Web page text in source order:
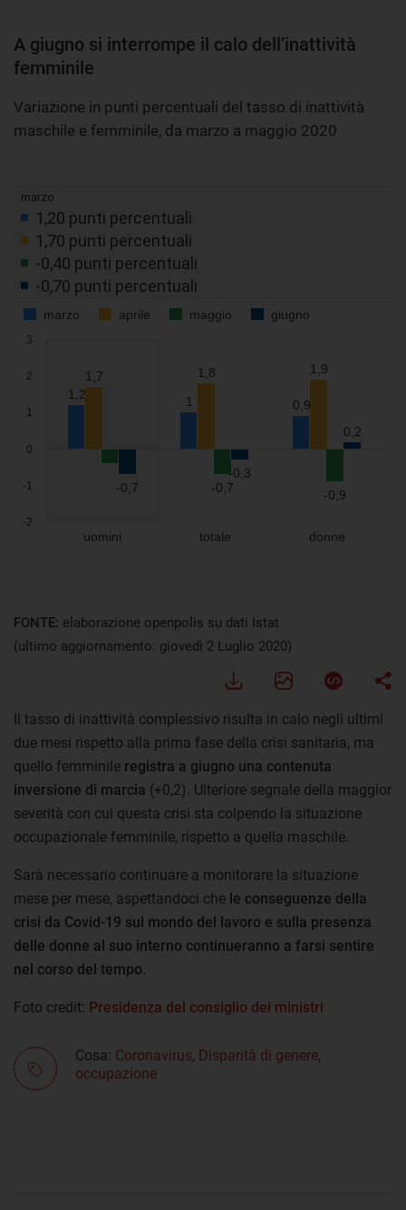
A giugno si interrompe il calo dell’inattività
femminile
Variazione in punti percentuali del tasso di inattività
maschile e femminile, da marzo a maggio 2020
FONTE: elaborazione openpolis su dati Istat
(ultimo aggiornamento: giovedì 2 Luglio 2020)
Il tasso di inattività complessivo risulta in calo negli ultimi
due mesi rispetto alla prima fase della crisi sanitaria, ma
quello femminile registra a giugno una contenuta
inversione di marcia (+0,2). Ulteriore segnale della maggior
severità con cui questa crisi sta colpendo la situazione
occupazionale femminile, rispetto a quella maschile.
Sarà necessario continuare a monitorare la situazione
mese per mese, aspettandoci che le conseguenze della
crisi da Covid-19 sul mondo del lavoro e sulla presenza
delle donne al suo interno continueranno a farsi sentire
nel corso del tempo
Foto credit: Presidenza del consiglio dei ministri
Cosa: Coronavirus, Disparità di genere,
occupazione